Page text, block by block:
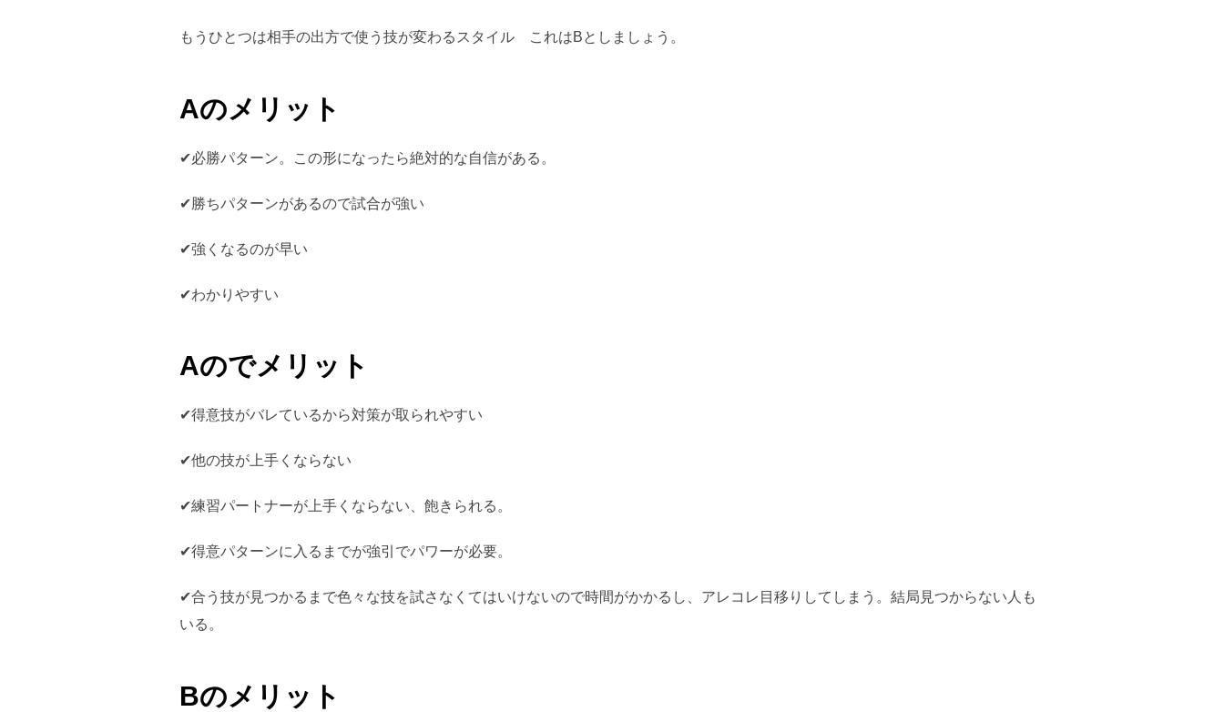
もうひとつは相手の出方で使う技が変わるスタイル これはBとしましょう。
Aのメリット
✔︎必勝パターン。この形になったら絶対的な自信がある。
✔︎勝ちパターンがあるので試合が強い
✔︎強くなるのが早い
✔︎わかりやすい
Aのでメリット
✔︎得意技がバレているから対策が取られやすい
✔︎他の技が上手くならない
✔︎練習パートナーが上手くならない、飽きられる。
✔︎得意パターンに入るまでが強引でパワーが必要。
✔︎合う技が見つかるまで色々な技を試さなくてはいけないので時間がかかるし、アレコレ目移りしてしまう。結局見つからない人も
いる。
Bのメリット